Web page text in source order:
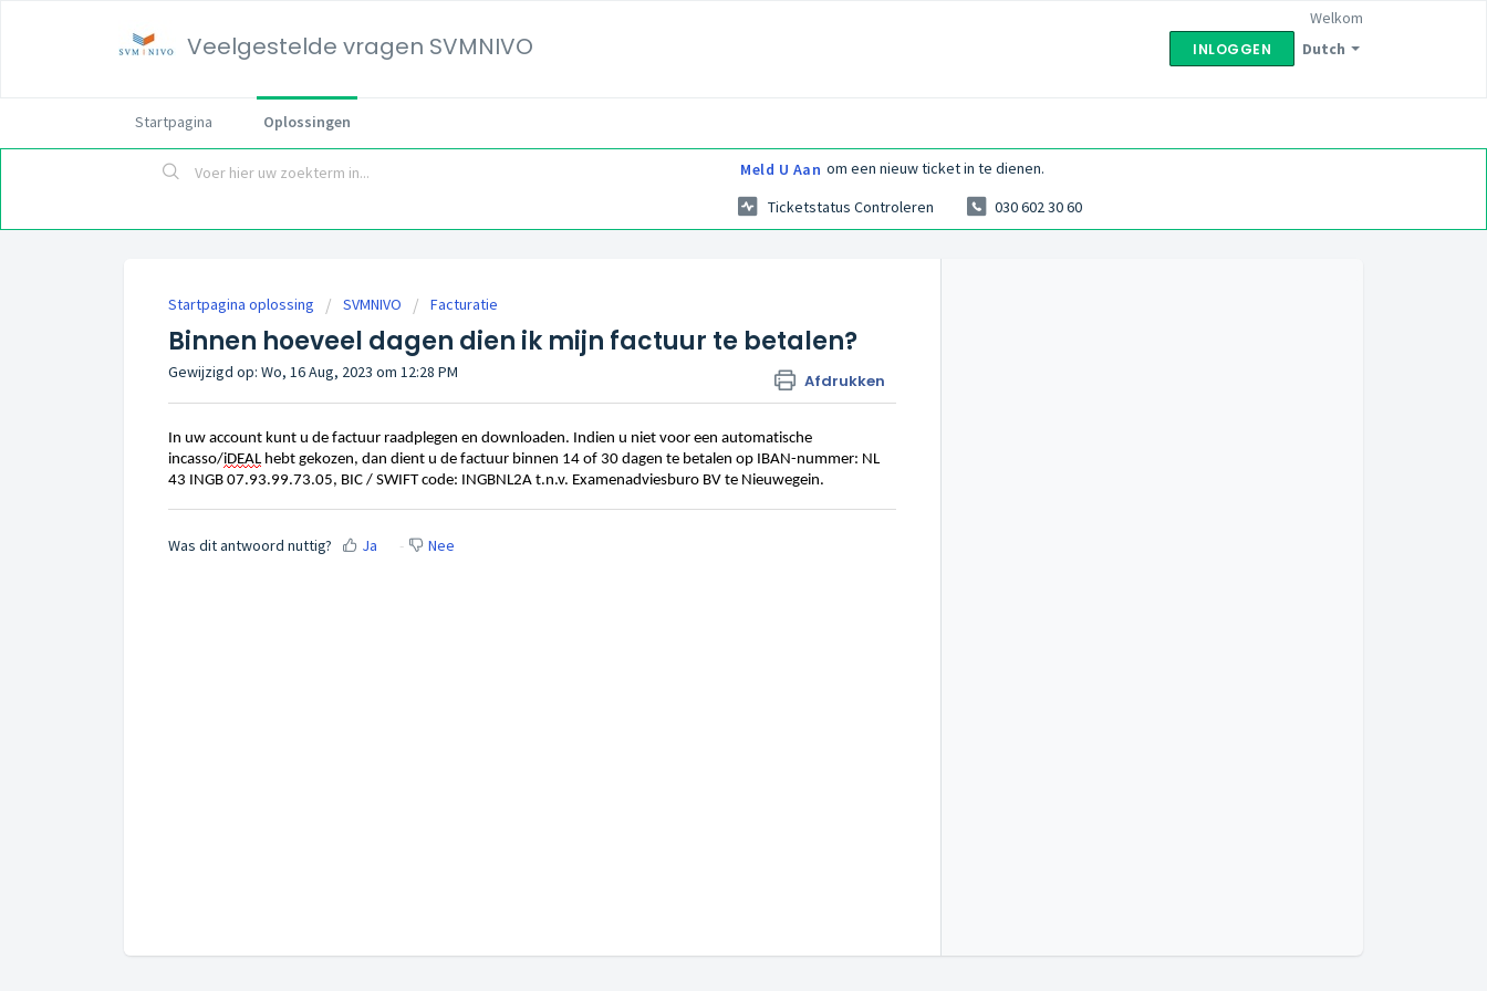
Veelgestelde vragen SVMNIVO Dutch
Welkom
INLOGGEN
Startpagina Oplossingen
Meld U Aan om een nieuw ticket in te dienen.
Ticketstatus Controleren
030 602 30 60
Startpagina oplossing SVMNIVO Facturatie
Binnen hoeveel dagen dien ik mijn factuur te betalen?
Afdrukken
Gewijzigd op: Wo, 16 Aug, 2023 om 12:28 PM
In uw account kunt u de factuur raadplegen en downloaden. Indien u niet voor een automatische
incasso/iDEAL hebt gekozen, dan dient u de factuur binnen 14 of 30 dagen te betalen op IBAN-nummer: NL
43 INGB 07.93.99.73.05, BIC / SWIFT code: INGBNL2A t.n.v. Examenadviesburo BV te Nieuwegein.
Was dit antwoord nuttig? Ja Nee